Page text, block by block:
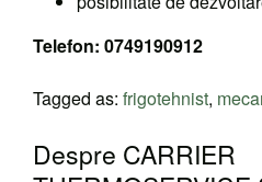
Telefon: 0749190912
Tagged as: frigotehnist,
Despre CARRIER